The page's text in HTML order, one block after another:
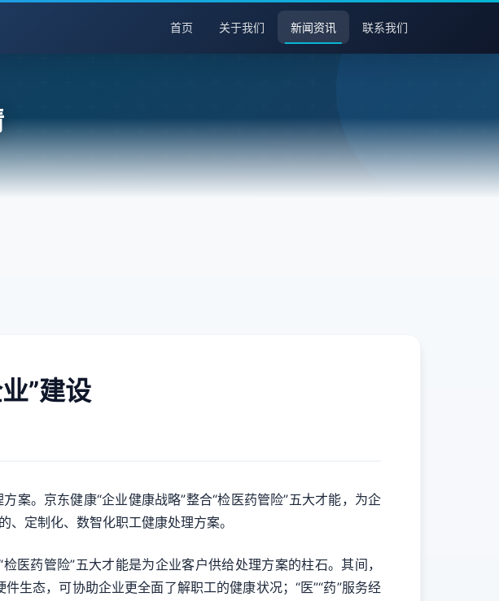
首页 关于我们 新闻资讯 联系我们
”建设
案。京东健康“企业健康战略”整合“检医药管险”五大才能，为企
、定制化、数智化职工健康处理方案。
医药管险”五大才能是为企业客户供给处理方案的柱石。其间，
生态，可协助企业更全面了解职工的健康状况；“医”“药”服务经